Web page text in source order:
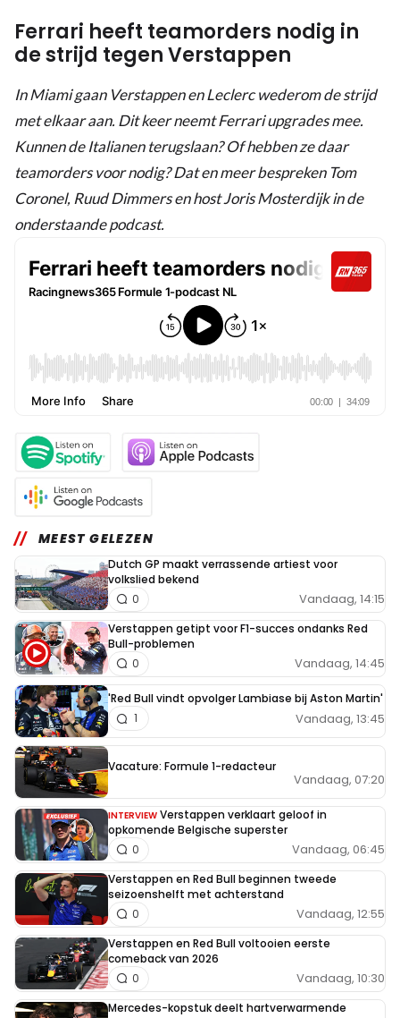
Ferrari heeft teamorders nodig in
de strijd tegen Verstappen
In Miami gaan Verstappen en Leclerc wederom de strijd
met elkaar aan. Dit keer neemt Ferrari upgrades mee.
Kunnen de Italianen terugslaan? Of hebben ze daar
teamorders voor nodig? Dat en meer bespreken Tom
Coronel, Ruud Dimmers en host Joris Mosterdijk in de
onderstaande podcast.
MEEST GELEZEN
Dutch GP maakt verrassende artiest voor
volkslied bekend
Vandaag, 14:15
0
Verstappen getipt voor F1-succes ondanks Red
Bull-problemen
Vandaag, 14:45
0
'Red Bull vindt opvolger Lambiase bij Aston Martin'
Vandaag, 13:45
1
Vacature: Formule 1-redacteur
Vandaag, 07:20
INTERVIEW Verstappen verklaart geloof in
opkomende Belgische superster
Vandaag, 06:45
0
Verstappen en Red Bull beginnen tweede
seizoenshelft met achterstand
Vandaag, 12:55
0
Verstappen en Red Bull voltooien eerste
comeback van 2026
Vandaag, 10:30
0
Mercedes-kopstuk deelt hartverwarmende